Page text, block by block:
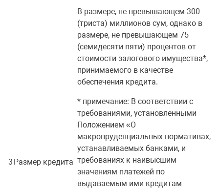
3 Размер кредита
В размере, не превышающем 300
(триста) миллионов сум, однако в
размере, не превышающем 75
(семидесяти пяти) процентов от
стоимости залогового имущества*,
принимаемого в качестве
обеспечения кредита.
* примечание: В соответствии с
требованиями, установленными
Положением «О
макропруденциальных нормативах,
устанавливаемых банками, и
требованиях к наивысшим
значениям платежей по
выдаваемым ими кредитам